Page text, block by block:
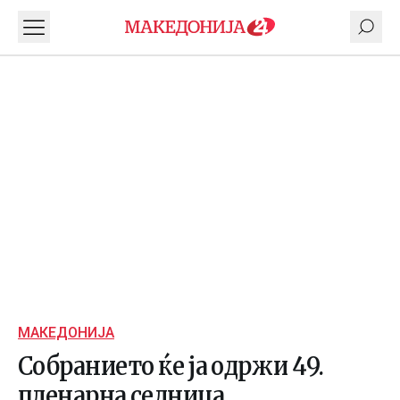
МАКЕДОНИЈА
Собранието ќе ја одржи 49.